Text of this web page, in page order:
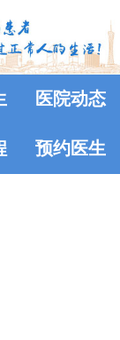
医院动态
预约医生